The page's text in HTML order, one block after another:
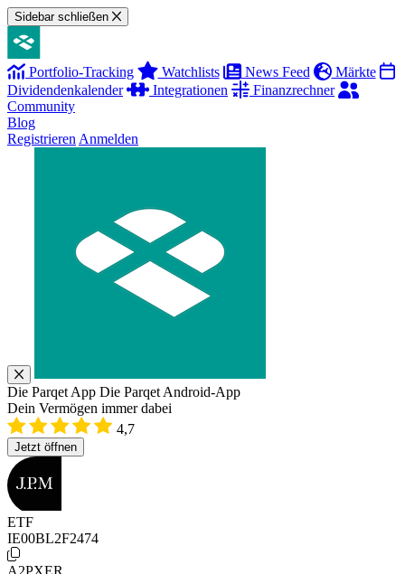
Sidebar schließen
Portfolio-Tracking Watchlists News Feed
Märkte
Dividendenkalender
Integrationen
Finanzrechner
Community
Blog
Registrieren Anmelden
Die Parqet App Die Parqet Android-App
Dein Vermögen immer dabei
4,7
Jetzt öffnen
ETF
IE00BL2F2474
A2PXER